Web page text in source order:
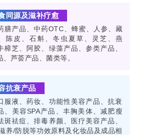
同源及滋补疗愈
膳产品、中药OTC、蜂蜜、人参、藏
陈皮、石斛、冬虫夏草、灵芝、燕
樟芝、阿胶、绿藻产品、参类产品、
、芦荟产品、菌类等。
抗衰产品
服液、药妆、功能性美容产品、抗衰
、美容SPA产品、丰胸美体、减肥瘦
斑祛痘、排毒养颜、医疗美容产品、
养/防脱等功效原料及化妆品及成品相